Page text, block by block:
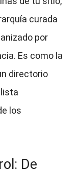
curada
por
Es como la
directorio
los
De